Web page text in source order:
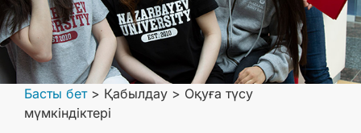
Басты бет> Қабылдау > Оқуға түсу
мүмкіндіктері